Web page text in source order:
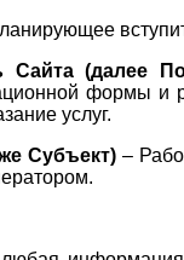
Сайта (далее
формы и
услуг.
Субъект) –